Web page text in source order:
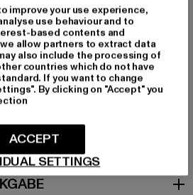
100% Baumwolle
|management@dropsize.de
Berlin | DE
improve your use experience,
use behaviour and to
based contents and
allow partners to extract data
also include the processing of
countries which do not have
If you want to change
By clicking on "Accept" you
SETTINGS
ACCEPT